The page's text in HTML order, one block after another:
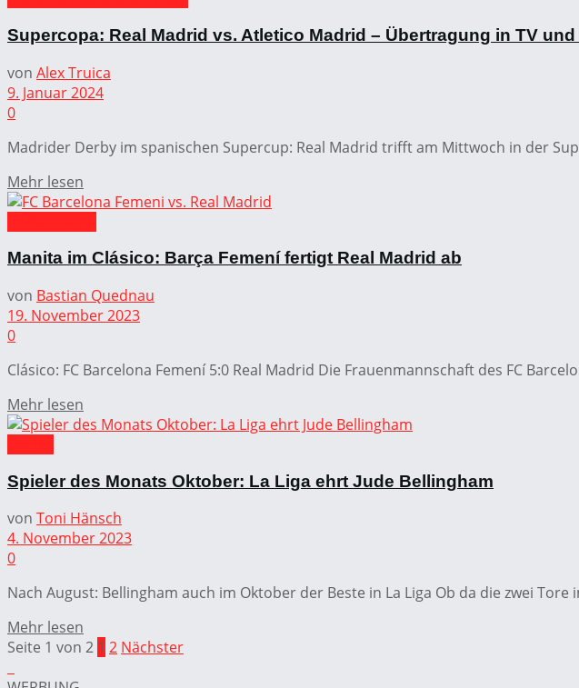
Supercopa: Real Madrid vs. Atletico Madrid – Übertragung in TV und
von Alex Truica
9. Januar 2024
0
Madrider Derby im spanischen Supercup: Real Madrid trifft am Mittwoch in der
Mehr lesen
Manita im Clásico: Barça Femení fertigt Real Madrid ab
von Bastian Quednau
19. November 2023
0
Clásico: FC Barcelona Femení 5:0 Real Madrid Die Frauenmannschaft des FC
Mehr lesen
Spieler des Monats Oktober: La Liga ehrt Jude Bellingham
von Toni Hänsch
4. November 2023
0
Nach August: Bellingham auch im Oktober der Beste in La Liga Ob da die zwei Tore
Mehr lesen
Seite 1 von 2 1 2 Nächster